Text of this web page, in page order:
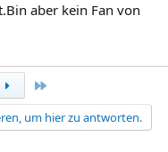
aber kein Fan von
um hier zu antworten.